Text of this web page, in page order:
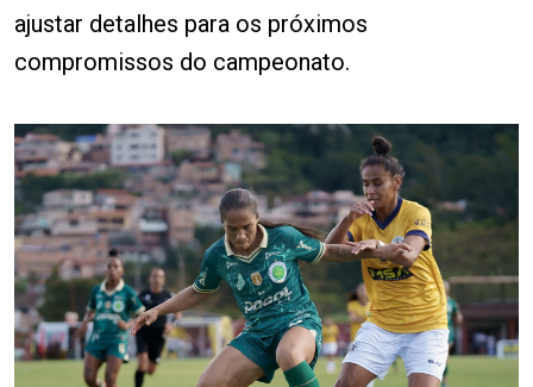
ajustar detalhes para os próximos
compromissos do campeonato.